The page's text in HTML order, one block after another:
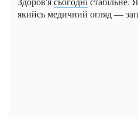
якийсь медичний огляд —